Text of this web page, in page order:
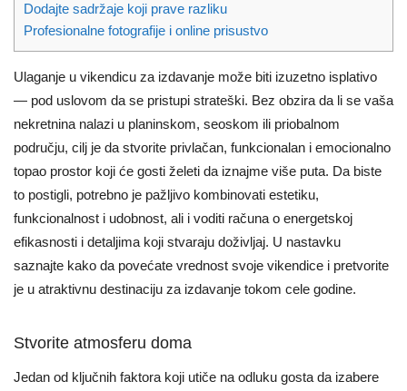
Dodajte sadržaje koji prave razliku
Profesionalne fotografije i online prisustvo
Ulaganje u vikendicu za izdavanje može biti izuzetno isplativo
— pod uslovom da se pristupi strateški. Bez obzira da li se vaša
nekretnina nalazi u planinskom, seoskom ili priobalnom
području, cilj je da stvorite privlačan, funkcionalan i emocionalno
topao prostor koji će gosti želeti da iznajme više puta. Da biste
to postigli, potrebno je pažljivo kombinovati estetiku,
funkcionalnost i udobnost, ali i voditi računa o energetskoj
efikasnosti i detaljima koji stvaraju doživljaj. U nastavku
saznajte kako da povećate vrednost svoje vikendice i pretvorite
je u atraktivnu destinaciju za izdavanje tokom cele godine.
Stvorite atmosferu doma
Jedan od ključnih faktora koji utiče na odluku gosta da izabere